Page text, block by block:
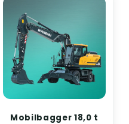
Mobilbagger 18,0 t